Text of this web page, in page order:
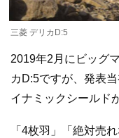
三菱 デリカD:5
2019年2月にビッグ
カD:5ですが、発表
イナミックシールド
「4枚羽」「絶対売